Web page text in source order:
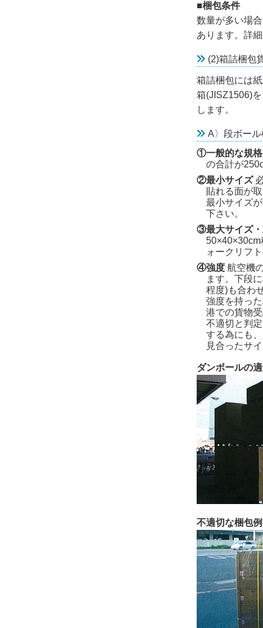
■梱包条件
数量が多い場
あります。詳
(2)箱詰梱包
箱詰梱包には
箱(JISZ1506)
します。
A〉段ボー
①一般的な規格
の合計が
②最小サイズ
貼れる面が
最小サイズ
下さい。
③最大サイズ
ォークリフ
④強度 航空機
ます。下段
程度)も合わ
強度を持っ
港での貨物
不適切と判
する為にも
見合ったサ
ダンボールの
不適切な梱包